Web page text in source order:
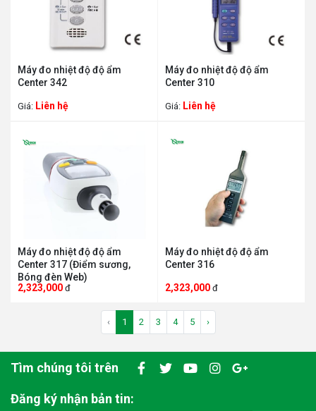
Máy đo nhiệt độ độ ẩm
Center 342
Giá: Liên hệ
Máy đo nhiệt độ độ ẩm
Center 310
Giá: Liên hệ
Máy đo nhiệt độ độ ẩm
Center 317 (Điểm sương,
Bóng đèn Web)
2,323,000 đ
Máy đo nhiệt độ độ ẩm
Center 316
2,323,000 đ
‹ 1 2 3 4 5 ›
Tìm chúng tôi trên
Đăng ký nhận bản tin: